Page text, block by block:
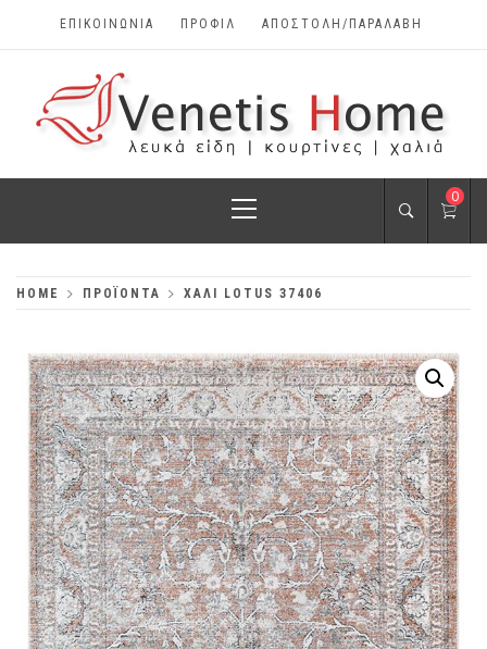
ΕΠΙΚΟΙΝΩΝΊΑ ΠΡΟΦΊΛ ΑΠΟΣΤΟΛΗ/ΠΑΡΑΛΑΒΗ
VENETIS HOME
ΧΑΛΙΆ, ΛΕΥΚΆ
Menu
0
HOME ΠΡΟΪΌΝΤΑ ΧΑΛΙ LOTUS 37406